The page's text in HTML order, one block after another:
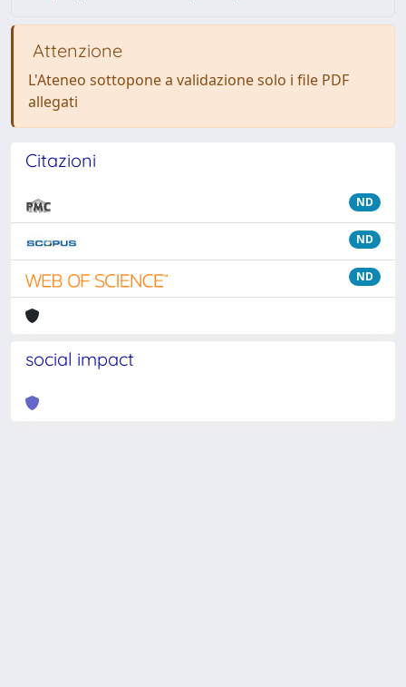
Attenzione
L'Ateneo sottopone a validazione solo i file PDF
allegati
Citazioni
ND
ND
ND
social impact